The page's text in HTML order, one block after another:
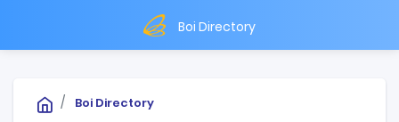
Boi Directory
Boi Directory